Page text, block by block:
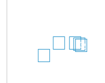
12
13
14